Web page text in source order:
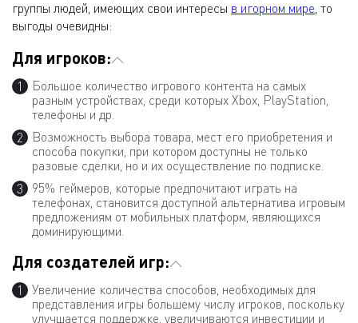
группы людей, имеющих свои интересы в игорном мире, то
выгоды очевидны:
Для игроков:
Большое количество игрового контента на самых
разным устройствах, среди которых Xbox, PlayStation,
телефоны и др.
Возможность выбора товара, мест его приобретения и
способа покупки, при котором доступны не только
разовые сделки, но и их осуществление по подписке.
95% геймеров, которые предпочитают играть на
телефонах, становится доступной альтернатива игровым
предложениям от мобильных платформ, являющихся
доминирующими.
Для создателей игр:
Увеличение количества способов, необходимых для
представления игры большему числу игроков, поскольку
улучшается поддержке, увеличиваются инвестиции и